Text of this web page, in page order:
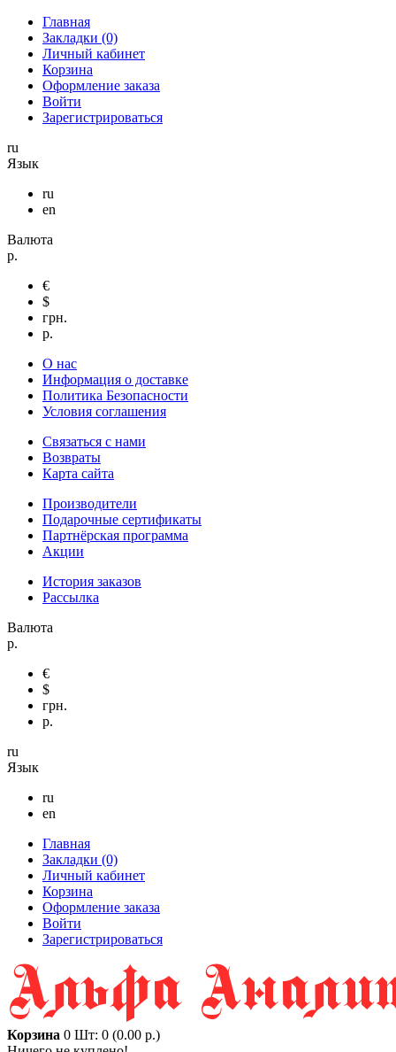
Главная
Закладки (0)
Личный кабинет
Корзина
Оформление заказа
Войти
Зарегистрироваться
ru
Язык
ru
en
Валюта
р.
€
$
грн.
р.
О нас
Информация о доставке
Политика Безопасности
Условия соглашения
Связаться с нами
Возвраты
Карта сайта
Производители
Подарочные сертификаты
Партнёрская программа
Акции
История заказов
Рассылка
Валюта
р.
€
$
грн.
р.
ru
Язык
ru
en
Главная
Закладки (0)
Личный кабинет
Корзина
Оформление заказа
Войти
Зарегистрироваться
Корзина 0 Шт: 0 (0.00 р.)